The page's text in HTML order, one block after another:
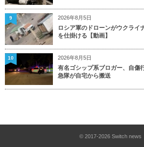
2026年8月5日
ロシア軍のドローンがウクライ
を仕掛ける【動画】
9
2026年8月5日
有名ゴシップ系ブロガー、自
急隊が自宅から搬送
10
© 2017-2026Switch news